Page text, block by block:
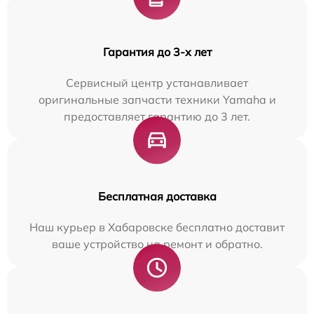
Гарантия до 3-х лет
Сервисный центр устанавливает
оригинальные запчасти техники Yamaha и
предоставляет гарантию до 3 лет.
Бесплатная доставка
Наш курьер в Хабаровске бесплатно доставит
ваше устройство на ремонт и обратно.